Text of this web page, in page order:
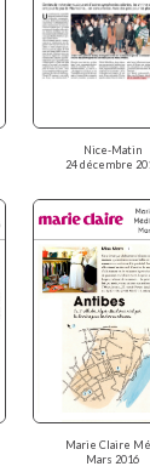
Nice-Matin
24 décembre
Marie Claire
Mars 2016